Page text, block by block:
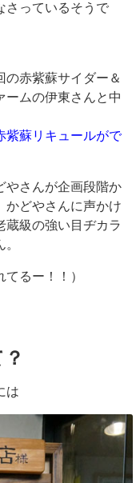
さっているそうで
の赤紫蘇サイダー＆
ームの伊東さんと中
紫蘇リキュールがで
やさんが企画段階か
かどやさんに声かけ
蔵級の強い目ヂカラ
るー！！）
は